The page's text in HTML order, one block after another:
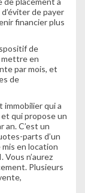
de payer
financier plus
de
mettre en
par mois, et
de
immobilierqui a
qui propose un
C’est un
parts d’un
en location
n’aurez
Plusieurs